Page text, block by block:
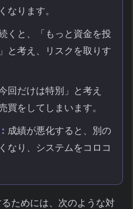
なります。
くと、「もっと資金を投
と考え、リスクを取りす
今回だけは特別」と考え
買をしてしまいます。
成績が悪化すると、別の
なり、システムをコロコ
ためには、次のような対